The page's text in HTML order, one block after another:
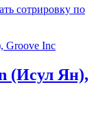
сотрировку по
(Исул Ян),